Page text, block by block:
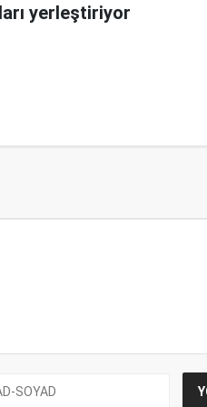
yerleştiriyor